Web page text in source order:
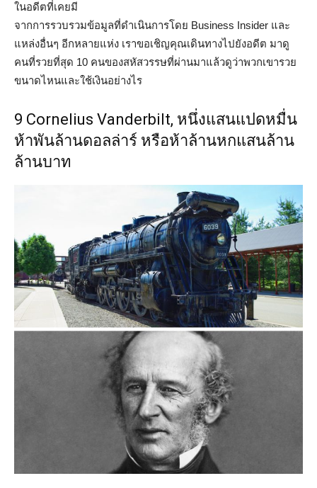
ในอดีตที่เคยมี
จากการรวบรวมข้อมูลที่ดำเนินการโดย Business Insider และ
แหล่งอื่นๆ อีกหลายแห่ง เราขอเชิญคุณเดินทางไปยังอดีต มาดู
คนที่รวยที่สุด 10 คนของสหัสวรรษที่ผ่านมาแล้วดูว่าพวกเขารวย
ขนาดไหนและใช้เงินอย่างไร
9 Cornelius Vanderbilt, หนึ่งแสนแปดหมื่น
ห้าพันล้านดอลล่าร์ หรือห้าล้านหกแสนล้าน
ล้านบาท